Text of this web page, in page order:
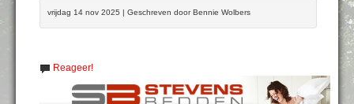
vrijdag 14 nov 2025 | Geschreven door Bennie Wolbers
Reageer!